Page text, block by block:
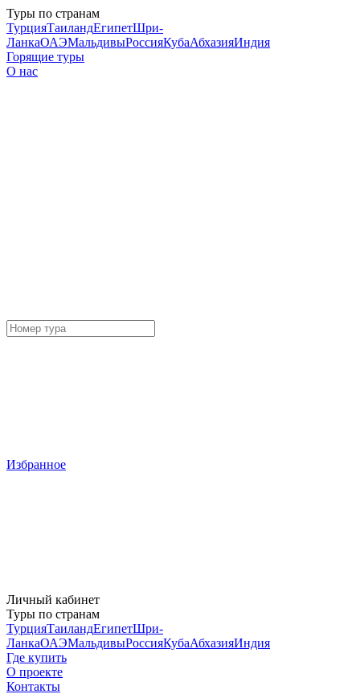
Туры по странам
ТурцияТаиландЕгипетШри-
ЛанкаОАЭМальдивыРоссияКубаАбхазияИндия
Горящие туры
О нас
Избранное
Личный кабинет
Туры по странам
ТурцияТаиландЕгипетШри-
ЛанкаОАЭМальдивыРоссияКубаАбхазияИндия
Где купить
О проекте
Контакты